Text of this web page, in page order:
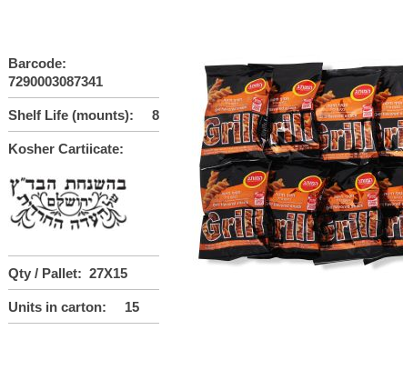
Barcode:
7290003087341
Shelf Life (mounts): 8
Kosher Cartiicate:
Qty / Pallet: 27X15
Units in carton: 15